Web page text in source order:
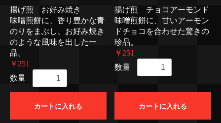
揚げ煎 お好み焼き
味噌煎餅に、香り豊かな青
のりをまぶし、お好み焼き
のような風味を出した一
品。
￥251
数量
カートに入れる
揚げ煎 チョコアーモンド
味噌煎餅に、甘いアーモン
ドチョコを合わせた驚きの
珍品。
￥251
数量
カートに入れる